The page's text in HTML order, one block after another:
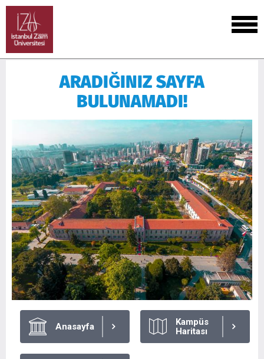
ARADIĞINIZ SAYFA
BULUNAMADI!
Anasayfa
Kampüs
Haritası